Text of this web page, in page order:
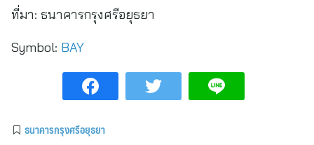
ที่มา: ธนาคารกรุงศรีอยุธยา
Symbol: BAY
ธนาคารกรุงศรีอยุธยา